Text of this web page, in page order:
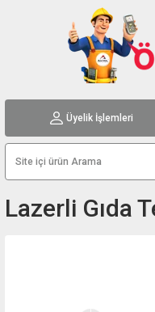
Üyelik İşlemleri
Lazerli Gıda